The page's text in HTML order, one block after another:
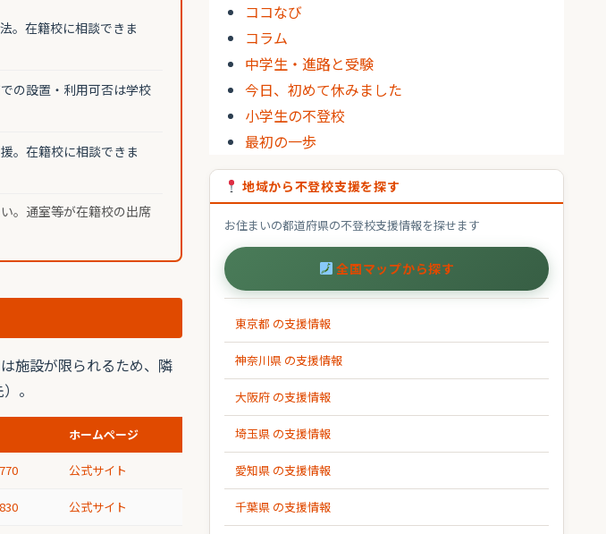
。在籍校に相談できま
の設置・利用可否は学校
。在籍校に相談できま
。通室等が在籍校の出席
施設が限られるため、隣
。
ホームページ
公式サイト
公式サイト
ココなび
コラム
中学生・進路と受験
今日、初めて休みました
小学生の不登校
最初の一歩
地域から不登校支援を探す
お住まいの都道府県の不登校支援情報を探せます
全国マップから探す
東京都 の支援情報
神奈川県 の支援情報
大阪府 の支援情報
埼玉県 の支援情報
愛知県 の支援情報
千葉県 の支援情報